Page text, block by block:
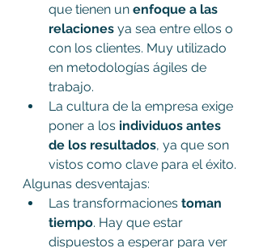
que tienen un enfoque a las
relaciones ya sea entre ellos o
con los clientes. Muy utilizado
en metodologías ágiles de
trabajo.
La cultura de la empresa exige
poner a los individuos antes
de los resultados, ya que son
vistos como clave para el éxito.
Algunas desventajas:
Las transformaciones toman
tiempo. Hay que estar
dispuestos a esperar para ver